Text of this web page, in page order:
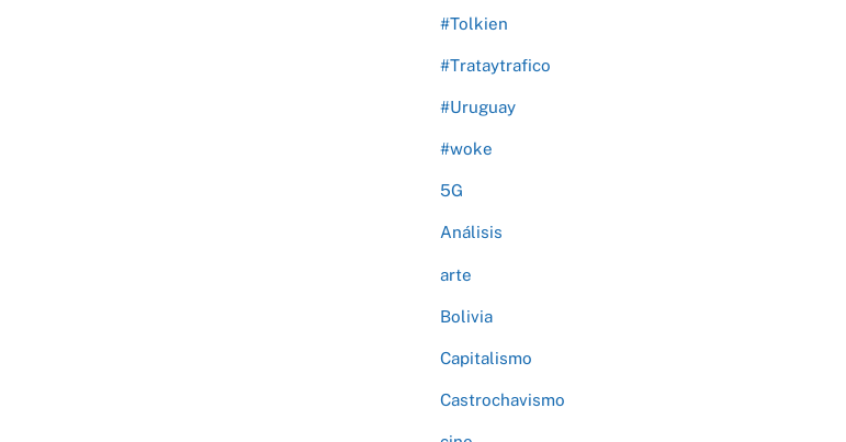
#Tolkien
#Trataytrafico
#Uruguay
#woke
5G
Análisis
arte
Bolivia
Capitalismo
Castrochavismo